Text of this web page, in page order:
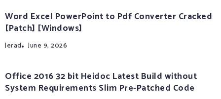
Word Excel PowerPoint to Pdf Converter Cracked
[Patch] [Windows]
Jerad June 9, 2026
Office 2016 32 bit Heidoc Latest Build without
System Requirements Slim Pre-Patched Code